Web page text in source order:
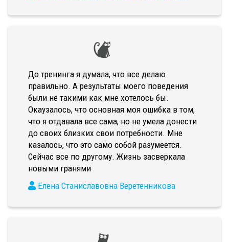
До тренинга я думала, что все делаю
правильно. А результаты моего поведения
были не такими как мне хотелось бы.
Окаузалось, что основная моя ошибка в том,
что я отдавала все сама, но не умела донести
до своих близких свои потребности. Мне
казалось, что это само собой разумеется.
Сейчас все по другому. Жизнь засверкала
новыми гранями
Елена Станиславовна Веретенникова